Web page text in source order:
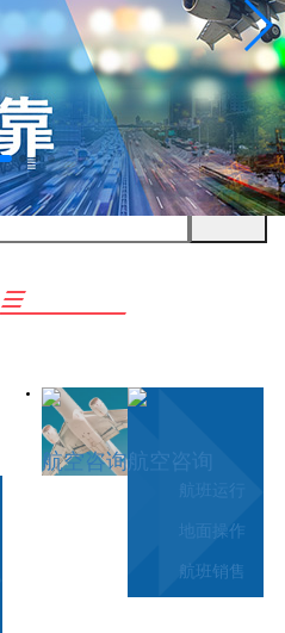
航空咨询航空咨询
航班运行
地面操作
航班销售